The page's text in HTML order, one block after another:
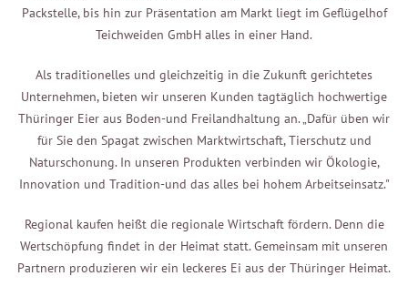
Packstelle, bis hin zur Präsentation am Markt liegt im Geflügelhof
Teichweiden GmbH alles in einer Hand.
Als traditionelles und gleichzeitig in die Zukunft gerichtetes
Unternehmen, bieten wir unseren Kunden tagtäglich hochwertige
Thüringer Eier aus Boden-und Freilandhaltung an. „Dafür üben wir
für Sie den Spagat zwischen Marktwirtschaft, Tierschutz und
Naturschonung. In unseren Produkten verbinden wir Ökologie,
Innovation und Tradition-und das alles bei hohem Arbeitseinsatz."
Regional kaufen heißt die regionale Wirtschaft fördern. Denn die
Wertschöpfung findet in der Heimat statt. Gemeinsam mit unseren
Partnern produzieren wir ein leckeres Ei aus der Thüringer Heimat.